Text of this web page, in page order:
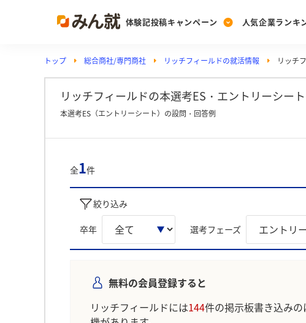
体験記投稿キャンペーン
Post
投稿する
人気企業ランキ
Ranking
ランキングを見る
Vote
PickUp
注目の企業特集
トップ 総合商社/専門商社 リッチフィールドの就活情報 リッチ
リッチフィールドの本選考ES・エントリーシート
本選考ES（エントリーシート）の設問・回答例
全1件
絞り込み
卒年 選考フェーズ
無料の会員登録すると
リッチフィールドには144件の掲示板書き込みの